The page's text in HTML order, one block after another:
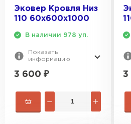
Эковер Кровля Низ
110 60х600х1000
В наличии 978 уп.
Показать
информацию
3 600 ₽ 3
ПЕРЕЙТИ
Утеплитель